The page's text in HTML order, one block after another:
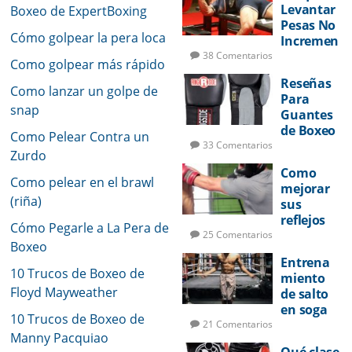
Boxeo de ExpertBoxing
Cómo golpear la pera loca
Como golpear más rápido
Como lanzar un golpe de
snap
Como Pelear Contra un
Zurdo
Como pelear en el brawl
(riña)
Cómo Pegarle a La Pera de
Boxeo
10 Trucos de Boxeo de
Floyd Mayweather
10 Trucos de Boxeo de
Manny Pacquiao
Levantar
Pesas No
Incremen
de Golpeo
38 Comentarios
Reseñas
Para
Guantes
de Boxeo
33 Comentarios
Como
mejorar
sus
reflejos
25 Comentarios
Entrena
miento
de salto
en soga
21 Comentarios